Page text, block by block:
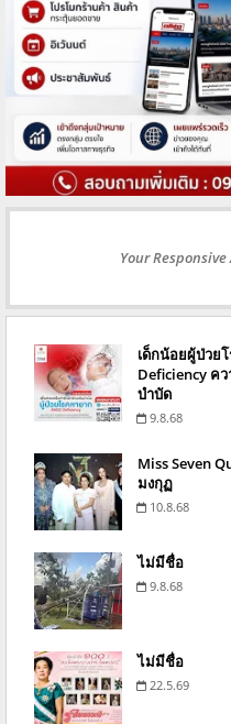
Your
เด็กน้อยผู้ป่วย
Deficiency ค
บำบัด
9.8.68
Miss Seven
มงกุฏ
10.8.68
ไม่มีชื่อ
9.8.68
ไม่มีชื่อ
22.5.69